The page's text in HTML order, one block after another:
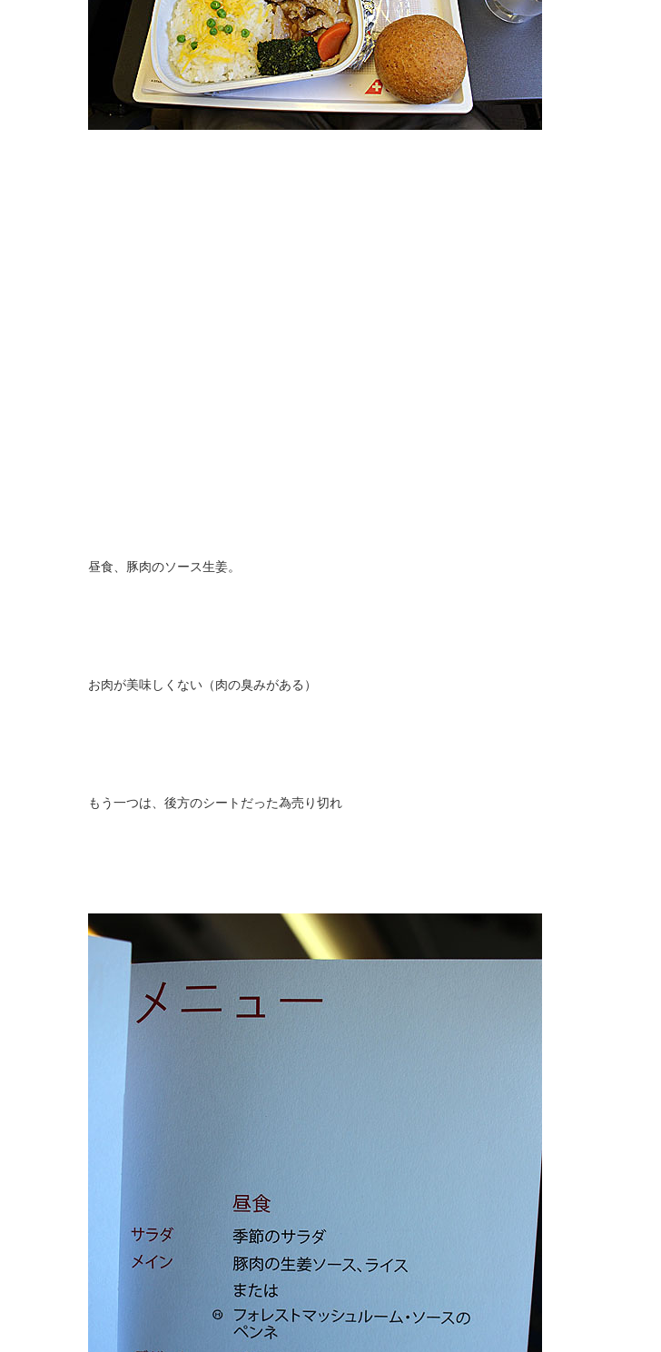
昼食、豚肉のソース生姜。
お肉が美味しくない（肉の臭みがある）
もう一つは、後方のシートだった為売り切れ